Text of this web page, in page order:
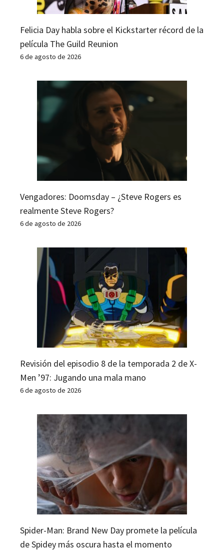
Felicia Day habla sobre el Kickstarter récord de la
película The Guild Reunion
6 de agosto de 2026
Vengadores: Doomsday – ¿Steve Rogers es
realmente Steve Rogers?
6 de agosto de 2026
Revisión del episodio 8 de la temporada 2 de X-
Men ’97: Jugando una mala mano
6 de agosto de 2026
Spider-Man: Brand New Day promete la película
de Spidey más oscura hasta el momento